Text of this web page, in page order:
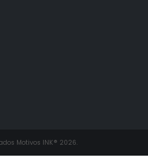
Motivos INK® 2026.